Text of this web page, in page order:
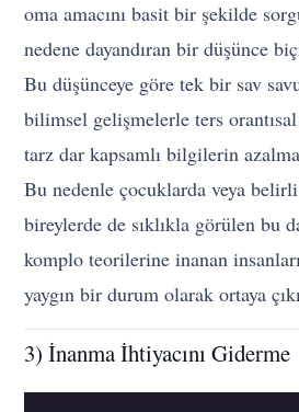
oma amacını basit bir şekilde
nedene dayandıran bir düşünce
Bu düşünceye göre tek bir sav
bilimsel gelişmelerle ters
tarz dar kapsamlı bilgilerin
Bu nedenle çocuklarda veya
bireylerde de sıklıkla görülen bu
komplo teorilerine inanan
yaygın bir durum olarak ortaya
3) İnanma İhtiyacını Giderme